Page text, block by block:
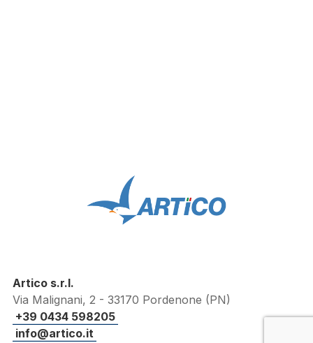
Artico s.r.l.
Via Malignani, 2 - 33170 Pordenone (PN)
+39 0434 598205
info@artico.it